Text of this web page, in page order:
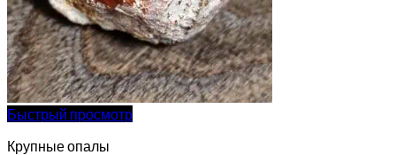
Быстрый просмотр
Крупные опалы